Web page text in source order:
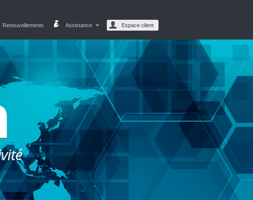
Renouvellements Assistance Espace client